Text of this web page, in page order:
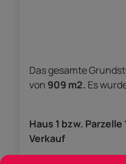
Das gesamte
von 909 m2. Es
Haus 1 bzw.
Verkauf